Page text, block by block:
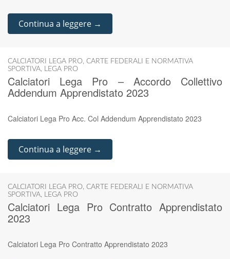
Continua a leggere →
CALCIATORI LEGA PRO, CARTE FEDERALI E NORMATIVA
SPORTIVA, LEGA PRO
Calciatori Lega Pro – Accordo Collettivo
Addendum Apprendistato 2023
Calciatori Lega Pro Acc. Col Addendum Apprendistato 2023
Continua a leggere →
CALCIATORI LEGA PRO, CARTE FEDERALI E NORMATIVA
SPORTIVA, LEGA PRO
Calciatori Lega Pro Contratto Apprendistato
2023
Calciatori Lega Pro Contratto Apprendistato 2023